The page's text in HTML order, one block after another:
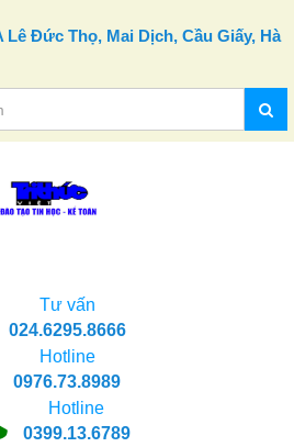
Lê Đức Thọ, Mai Dịch, Cầu Giấy, Hà
Tư vấn
024.6295.8666
Hotline
0976.73.8989
Hotline
0399.13.6789